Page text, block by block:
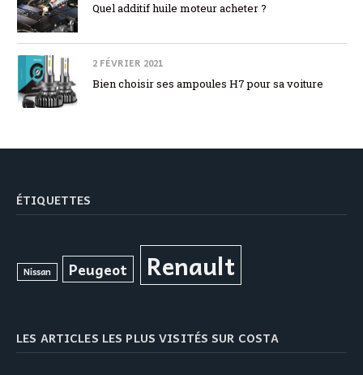
Quel additif huile moteur acheter ?
2 FÉVRIER 2021
Bien choisir ses ampoules H7 pour sa voiture
ÉTIQUETTES
Nissan Peugeot Renault
LES ARTICLES LES PLUS VISITÉS SUR COSTA